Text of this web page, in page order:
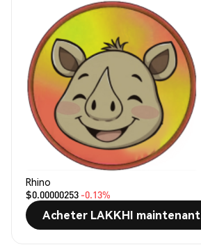
Rhino
$0.00000253 -0.13%
Acheter LAKKHI maintenant